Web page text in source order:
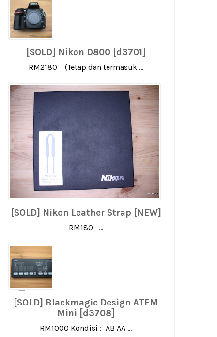
[SOLD] Nikon D800 [d3701]
RM2180 (Tetap dan termasuk ...
[SOLD] Nikon Leather Strap [NEW]
RM180 ...
[SOLD] Blackmagic Design ATEM
Mini [d3708]
RM1000 Kondisi : AB AA ...